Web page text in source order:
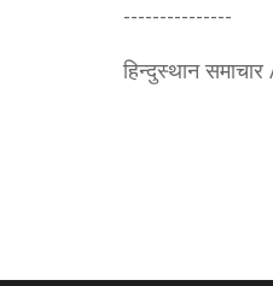
---------------
हिन्दुस्थान